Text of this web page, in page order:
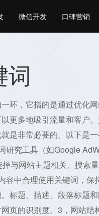
微信开发 口碑营销
词
环，它指的是通过优化
更多地吸引流量和客户
是非常必要的。以下是
究工具（如Google
与网站主题相关、搜索
容中合理使用关键词，保
标题、描述、段落标题
页的识别度。3，网站结